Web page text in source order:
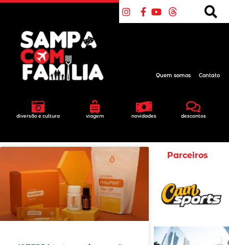
diversão e cultura viagem novidades descontos
Quem somos Contato
Parceiros